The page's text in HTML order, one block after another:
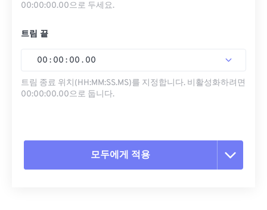
00:00:00.00으로 두세요.
트림 끝
00 : 00 : 00 . 00
트림 종료 위치(HH:MM:SS.MS)를 지정합니다. 비활성화하려면
00:00:00.00으로 둡니다.
모두에게 적용